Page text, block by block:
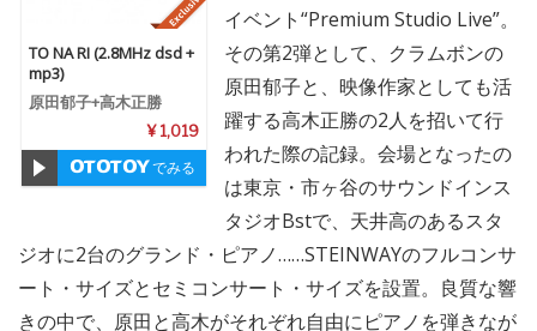
TO NA RI (2.8MHz dsd +
mp3)
原田郁子+高木正勝
¥ 1,019
でみる
イベント“Premium Studio Live”。
その第2弾として、クラムボンの
原田郁子と、映像作家としても活
躍する高木正勝の2人を招いて行
われた際の記録。会場となったの
は東京・市ヶ谷のサウンドインス
タジオBstで、天井高のあるスタ
ジオに2台のグランド・ピアノ……STEINWAYのフルコンサ
ート・サイズとセミコンサート・サイズを設置。良質な響
きの中で、原田と高木がそれぞれ自由にピアノを弾きなが